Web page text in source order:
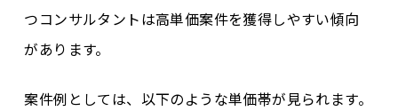
つコンサルタントは高単価案件を獲得しやすい傾向
があります。
案件例としては、以下のような単価帯が見られます。